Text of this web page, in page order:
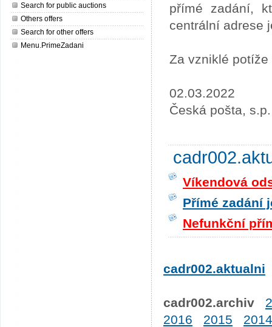
Search for public auctions
Others offers
Search for other offers
Menu.PrimeZadani
přímé zadání,
centrální adrese
Za vzniklé
02.03.2022
Česká pošta, s.p.
Víkendová
Přímé zadání
Nefunkční
cadr002.aktualni
cadr002.archiv
2016
2015 2014